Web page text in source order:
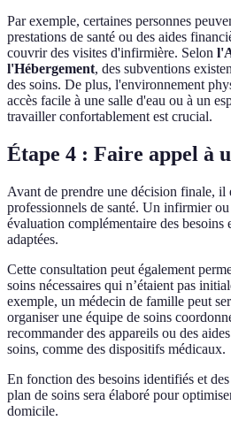
Par exemple, certaines personnes
prestations de santé ou des aides
couvrir des visites d'infirmière. Selon
l'Hébergement, des subventions
des soins. De plus, l'environnement
accès facile à une salle d'eau ou à un
travailler confortablement est crucial.
Étape 4 : Faire appel à
Avant de prendre une décision finale, il
professionnels de santé. Un infirmier
évaluation complémentaire des besoins
adaptées.
Cette consultation peut également
soins nécessaires qui n’étaient pas
exemple, un médecin de famille peut
organiser une équipe de soins
recommander des appareils ou des
soins, comme des dispositifs médicaux.
En fonction des besoins identifiés et
plan de soins sera élaboré pour
domicile.